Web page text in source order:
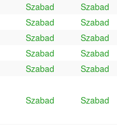
Szabad
Szabad
Szabad
Szabad
Szabad
Szabad
Szabad
Szabad
Szabad
Szabad
Szabad Szabad